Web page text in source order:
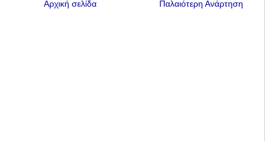
Παλαιότερη Ανάρτηση
Αρχική σελίδα